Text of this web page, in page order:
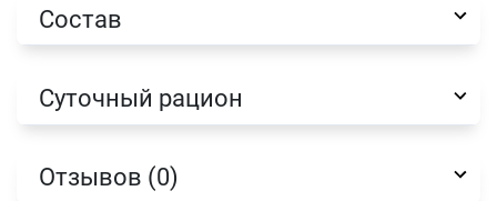
Состав
Суточный рацион
Отзывов (0)